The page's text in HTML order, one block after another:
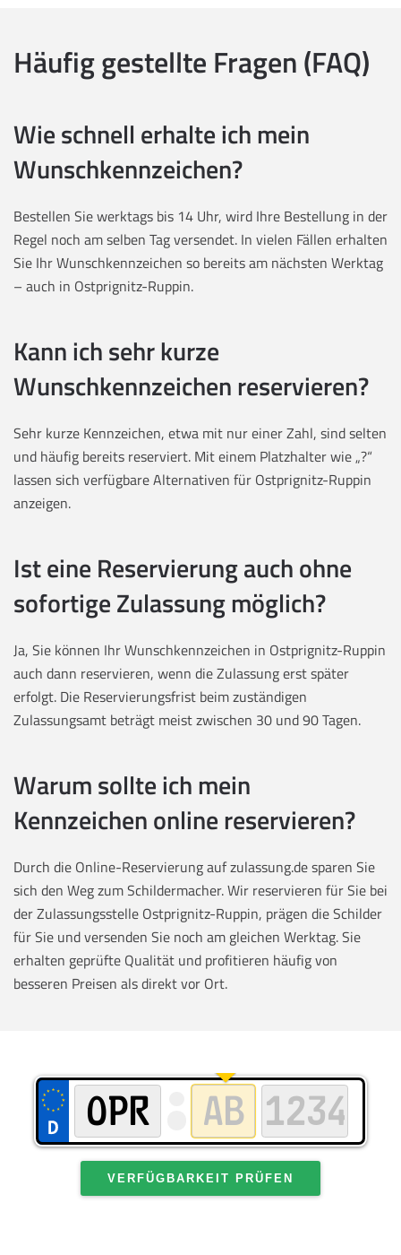
Häufig gestellte Fragen (FAQ)
Wie schnell erhalte ich mein
Wunschkennzeichen?
Bestellen Sie werktags bis 14 Uhr, wird Ihre Bestellung in der
Regel noch am selben Tag versendet. In vielen Fällen erhalten
Sie Ihr Wunschkennzeichen so bereits am nächsten Werktag
– auch in Ostprignitz-Ruppin.
Kann ich sehr kurze
Wunschkennzeichen reservieren?
Sehr kurze Kennzeichen, etwa mit nur einer Zahl, sind selten
und häufig bereits reserviert. Mit einem Platzhalter wie „?“
lassen sich verfügbare Alternativen für Ostprignitz-Ruppin
anzeigen.
Ist eine Reservierung auch ohne
sofortige Zulassung möglich?
Ja, Sie können Ihr Wunschkennzeichen in Ostprignitz-Ruppin
auch dann reservieren, wenn die Zulassung erst später
erfolgt. Die Reservierungsfrist beim zuständigen
Zulassungsamt beträgt meist zwischen 30 und 90 Tagen.
Warum sollte ich mein
Kennzeichen online reservieren?
Durch die Online-Reservierung auf zulassung.de sparen Sie
sich den Weg zum Schildermacher. Wir reservieren für Sie bei
der Zulassungsstelle Ostprignitz-Ruppin, prägen die Schilder
für Sie und versenden Sie noch am gleichen Werktag. Sie
erhalten geprüfte Qualität und profitieren häufig von
besseren Preisen als direkt vor Ort.
VERFÜGBARKEIT PRÜFEN